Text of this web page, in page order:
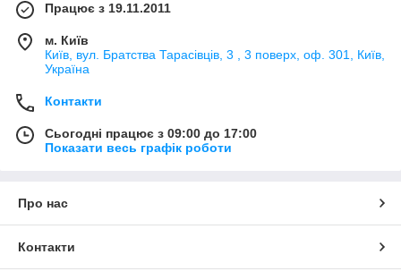
Працює з 19.11.2011
м. Київ
Київ, вул. Братства Тарасівців, 3 , 3 поверх, оф. 301, Київ,
Україна
Контакти
Сьогодні працює з 09:00 до 17:00
Показати весь графік роботи
Про нас
Контакти